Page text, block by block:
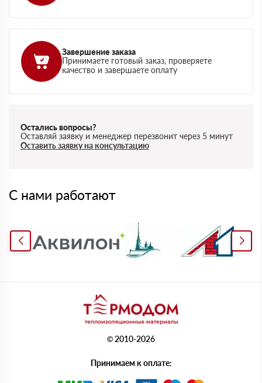
Завершение заказа
Принимаете готовый заказ, проверяете
качество и завершаете оплату
Остались вопросы?
Оставляй заявку и менеджер перезвонит через 5 минут
Оставить заявку на консультацию
С нами работают
© 2010-2026
Принимаем к оплате: